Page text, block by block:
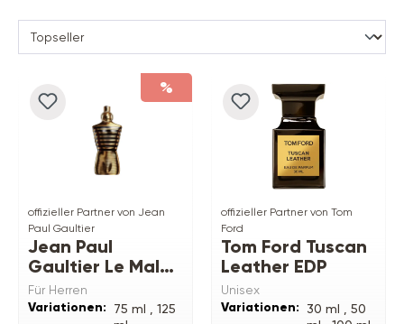
%
offizieller Partner von Jean
Paul Gaultier
Jean Paul
Gaultier Le Male
Elixir EDP
Für Herren
Variationen: 75 ml , 125
offizieller Partner von Tom
Ford
Tom Ford Tuscan
Leather EDP
Unisex
Variationen: 30 ml , 50